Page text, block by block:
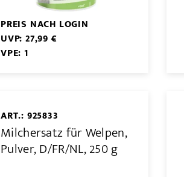
PREIS NACH LOGIN
UVP: 27,99 €
VPE: 1
ART.: 925833
Milchersatz für Welpen,
Pulver, D/FR/NL, 250 g